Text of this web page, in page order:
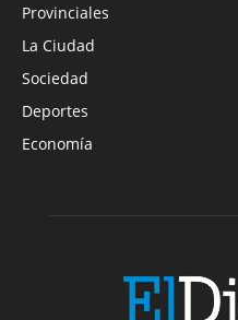
Provinciales
La Ciudad
Sociedad
Deportes
Economía